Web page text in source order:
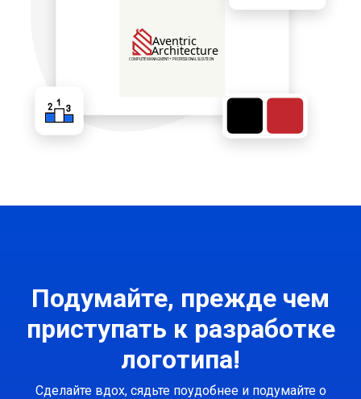
Подумайте, прежде чем
приступать к разработке
логотипа!
Сделайте вдох, сядьте поудобнее и подумайте о